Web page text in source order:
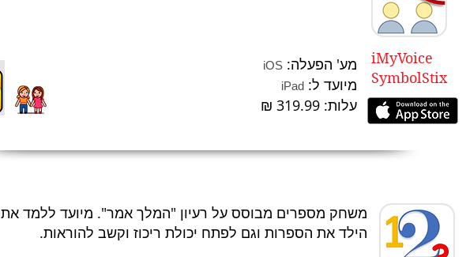
מע' הפעלה: iOS
מיועד ל: iPad
עלות: 319.99 ₪
iMyVoice
SymbolStix
משחק מספרים מבוסס על רעיון "המלך אמר". מיועד ללמד את
הילד את הספרות וגם לפתח יכולת ריכוז וקשב להוראות.